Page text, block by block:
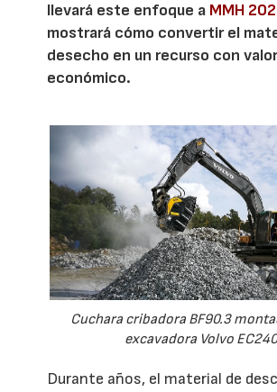
llevará este enfoque a MMH
mostrará cómo convertir el
desecho en un recurso con
económico.
Cuchara cribadora BF90.3
excavadora Volvo
Durante años, el material de